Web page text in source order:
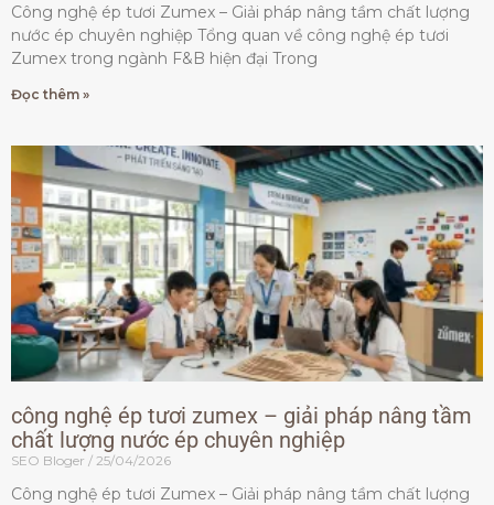
Công nghệ ép tươi Zumex – Giải pháp nâng tầm chất lượng
nước ép chuyên nghiệp Tổng quan về công nghệ ép tươi
Zumex trong ngành F&B hiện đại Trong
Đọc thêm »
công nghệ ép tươi zumex – giải pháp nâng tầm
chất lượng nước ép chuyên nghiệp
SEO Bloger 25/04/2026
Công nghệ ép tươi Zumex – Giải pháp nâng tầm chất lượng